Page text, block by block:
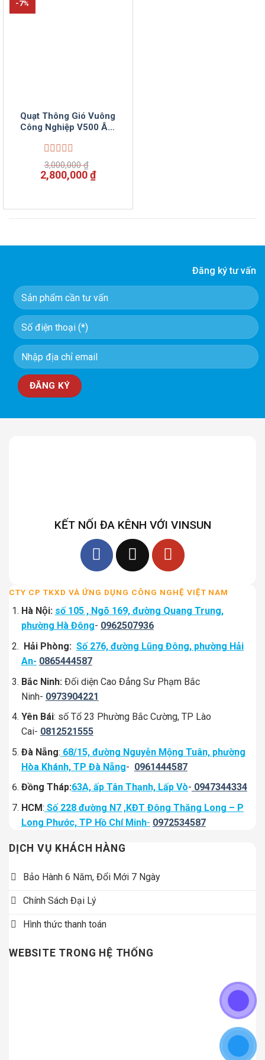
-7%
Quạt Thông Gió Vuông
Công Nghiệp V500 Âm
Được
xếp
hạng
sao
3,000,000₫
Giá
gốc
3,000,000 ₫.
2,800,000₫Giá
hiện
là:
Đăng ký tư vấn
KẾT NỐI ĐA KÊNH VỚI VINSUN
CTY CP TKXD VÀ ỨNG DỤNG CÔNG NGHỆ VIỆT NAM
Hà Nội: số 105 , Ngõ 169, đường Quang Trung,
phường Hà Đông- 0962507936
Hải Phòng: Số 276, đường Lũng Đông, phường Hải
An- 0865444587
Bắc Ninh: Đối diện Cao Đẳng Sư Phạm Bắc
Ninh- 0973904221
Yên Bái: số Tổ 23 Phường Bắc Cường, TP Lào
Cai- 0812521555
Đà Nẵng: 68/15, đường Nguyễn Mộng Tuân, phường
Hòa Khánh, TP Đà Nẵng- 0961444587
Đồng Tháp:63A, ấp Tân Thạnh, Lấp Vò- 0947344334
HCM: Số 228 đường N7 ,KĐT Đông Thăng Long – P
Long Phước, TP Hồ Chí Minh- 0972534587
DỊCH VỤ KHÁCH HÀNG
Bảo Hành 6 Năm, Đổi Mới 7 Ngày
Chính Sách Đại Lý
Hình thức thanh toán
WEBSITE TRONG HỆ THỐNG